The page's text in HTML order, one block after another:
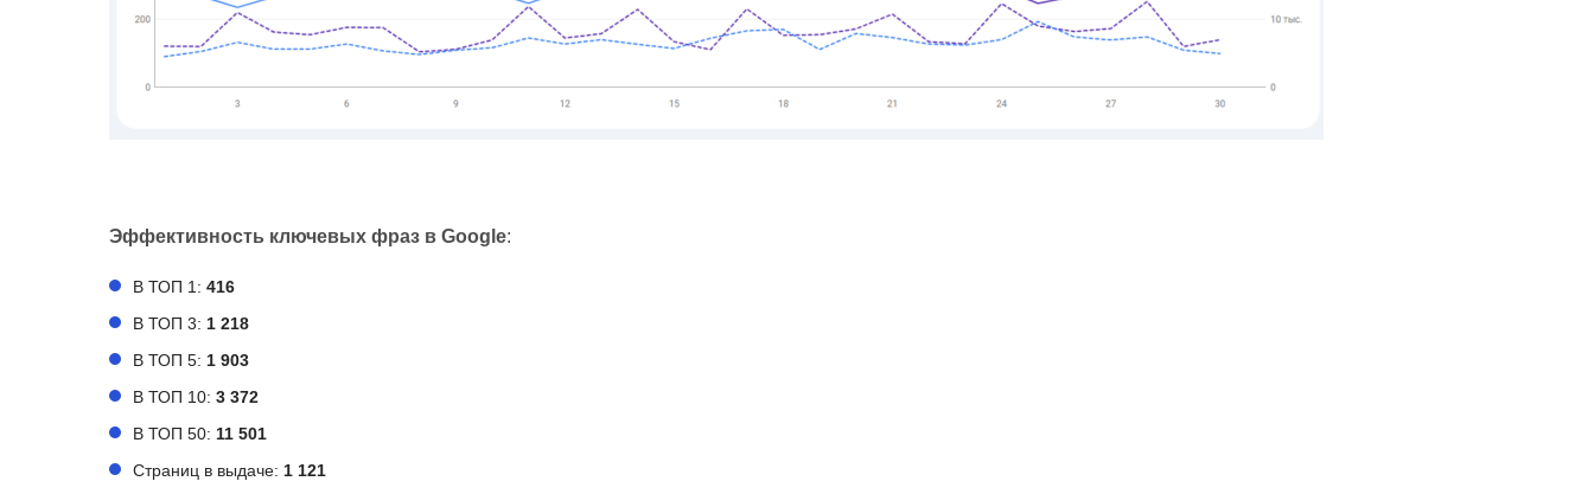
Эффективность ключевых фраз в Google:
В ТОП 1: 416
В ТОП 3: 1 218
В ТОП 5: 1 903
В ТОП 10: 3 372
В ТОП 50: 11 501
Страниц в выдаче: 1 121